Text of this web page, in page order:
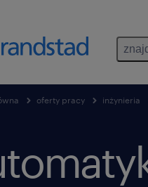
oferty pracy inżynieria